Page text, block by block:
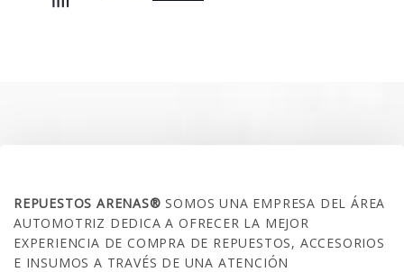
REPUESTOS ARENAS®SOMOS UNA EMPRESA DEL ÁREA
AUTOMOTRIZ DEDICA A OFRECER LA MEJOR
EXPERIENCIA DE COMPRA DE REPUESTOS, ACCESORIOS
E INSUMOS A TRAVÉS DE UNA ATENCIÓN